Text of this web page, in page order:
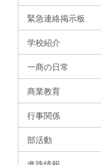
緊急連絡掲示板
学校紹介
一商の日常
商業教育
行事関係
部活動